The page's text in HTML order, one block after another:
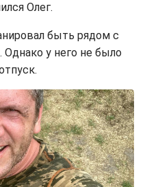
Олег.
быть рядом с
Однако у него не было